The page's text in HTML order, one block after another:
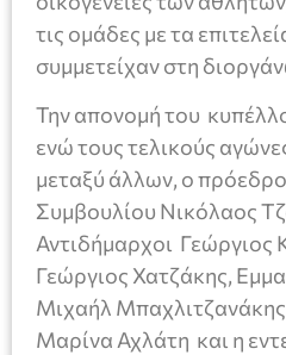
τις ομάδες με τα
συμμετείχαν στη
Την απονομή του
ενώ τους τελικούς
μεταξύ άλλων, ο
Συμβουλίου Νικόλαος
Αντιδήμαρχοι Γεώργιος
Γεώργιος Χατζάκης,
Μιχαήλ
Μαρίνα Αχλάτη και η